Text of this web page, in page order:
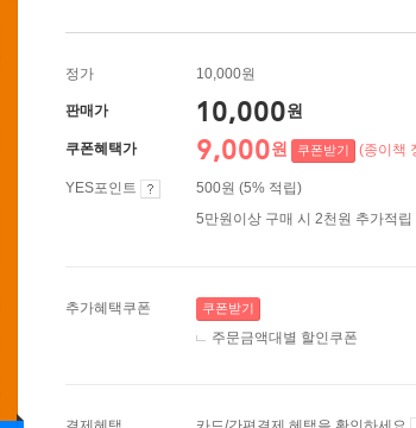
정가 10,000원
판매가 10,000원
쿠폰혜택가 9,000원 쿠폰받기 (종이책
YES포인트
500원 (5% 적립)
5만원이상 구매 시 2천원 추가적립
추가혜택쿠폰 쿠폰받기
주문금액대별 할인쿠폰